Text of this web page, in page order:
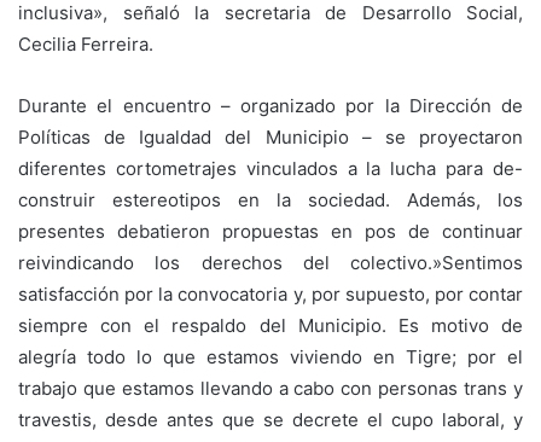
inclusiva», señaló la secretaria de Desarrollo Social,
Cecilia Ferreira.
Durante el encuentro – organizado por la Dirección de
Políticas de Igualdad del Municipio – se proyectaron
diferentes cortometrajes vinculados a la lucha para de-
construir estereotipos en la sociedad. Además, los
presentes debatieron propuestas en pos de continuar
reivindicando los derechos del colectivo.»Sentimos
satisfacción por la convocatoria y, por supuesto, por contar
siempre con el respaldo del Municipio. Es motivo de
alegría todo lo que estamos viviendo en Tigre; por el
trabajo que estamos llevando a cabo con personas trans y
travestis, desde antes que se decrete el cupo laboral, y